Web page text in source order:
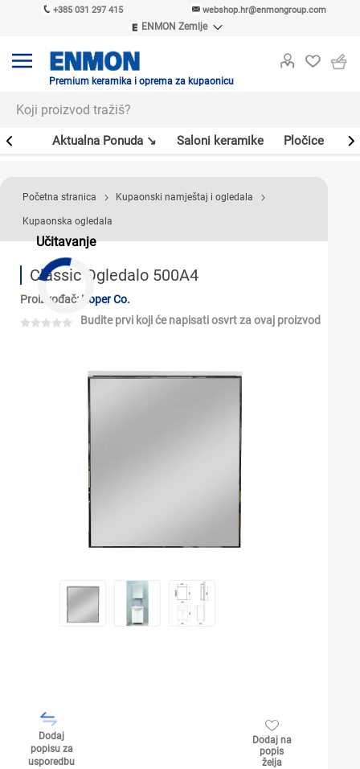
+385 031 297 415 webshop.hr@enmongroup.com
ENMON Zemlje
ENMON MKD
Premium keramika i oprema za kupaonicu
Aktualna Ponuda ↘ Saloni keramike Pločice
Učitavanje
Početna stranica Kupaonski namještaj i ogledala
Kupaonska ogledala
Classic Ogledalo 500A4
Proizvođač: Roper Co.
Budite prvi koji će napisati osvrt za ovaj proizvod
Dodaj
popisu za
usporedbu
Dodaj na
popis
želja